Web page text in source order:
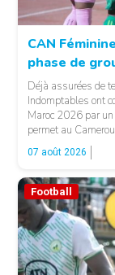
CAN
phase de
Déjà assurées de
Indomptables ont
Maroc 2026 par
permet au
les choses
contrôle des
07 août 2026
Football